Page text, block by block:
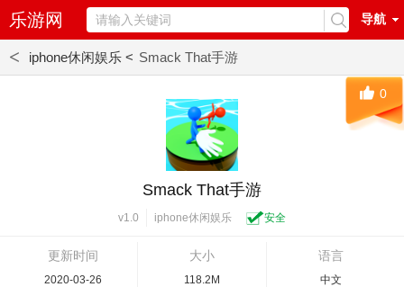
乐游网 导航
< iphone休闲娱乐 < Smack That手游
Smack That手游
v1.0 iphone休闲娱乐 安全
更新时间
2020-03-26
大小
118.2M
语言
中文
0